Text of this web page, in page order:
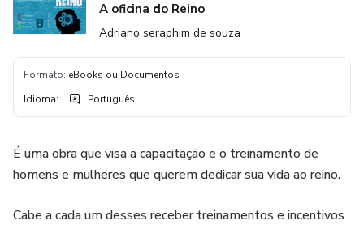
A oficina do Reino
Adriano seraphim de souza
Formato: eBooks ou Documentos
Idioma: Português
É uma obra que visa a capacitação e o treinamento de
homens e mulheres que querem dedicar sua vida ao reino.
Cabe a cada um desses receber treinamentos e incentivos